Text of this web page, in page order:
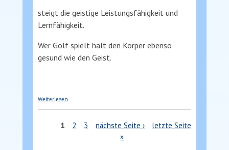
steigt die geistige Leistungsfähigkeit und
Lernfähigkeit.
Wer Golf spielt hält den Körper ebenso
gesund wie den Geist.
Weiterlesen
Seiten
1 2 3 nächste Seite ›
letzte Seite
»